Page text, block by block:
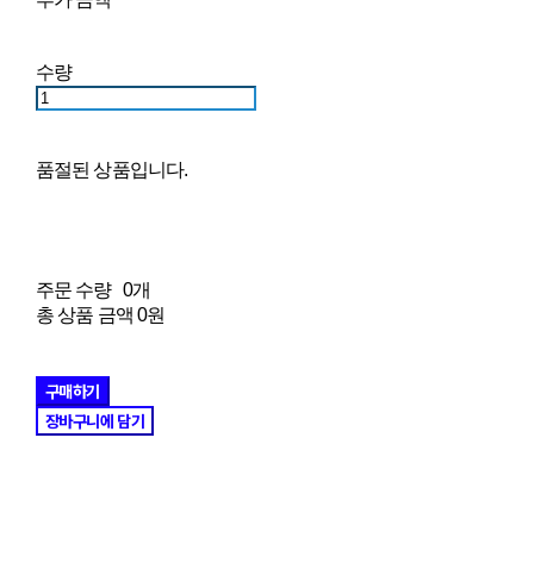
수량
품절된 상품입니다.
주문 수량 0개
총 상품 금액 0원
구매하기
장바구니에 담기